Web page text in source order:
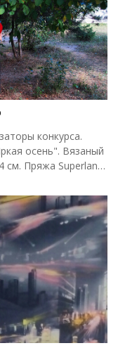
указана другая
быстро и легко
получился
в него. Пряжи
(868 - Пудра).
конкурса.
Вязаный
см. Пряжа Superlana
обработана
пряжей , крючок
стеснительная